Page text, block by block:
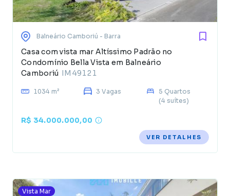
Balneário Camboriú - Barra
Casa com vista mar Altíssimo Padrão no
Condomínio Bella Vista em Balneário
Camboriú IM49121
1034 m² 3 Vagas
5 Quartos
(4 suítes)
R$ 34.000.000,00
VER DETALHES
Vista Mar